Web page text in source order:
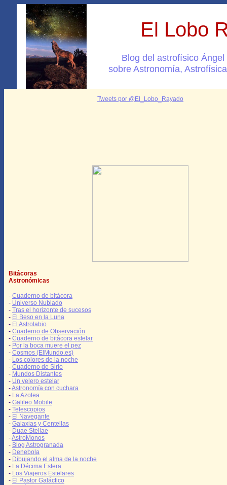
El Lobo
Blog del astrofísico
sobre Astronomía,
Tweets por @El_Lobo_Rayado
Bitácoras
Astronómicas
- Cuaderno de bitácora
- Universo Nublado
- Tras el horizonte de sucesos
- El Beso en la Luna
- El Astrolabio
- Cuaderno de Observación
- Cuaderno de bitácora estelar
- Por la boca muere el pez
- Cosmos (ElMundo.es)
- Los colores de la noche
- Cuaderno de Sirio
- Mundos Distantes
- Un velero estelar
-Astronomía con cuchara
- La Azotea
- Galileo Mobile
- Telescopios
- El Navegante
- Galaxias y Centellas
- Duae Stellae
-AstroMonos
- Blog Astrogranada
- Denebola
- Dibujando el alma de la noche
- La Décima Esfera
- Los Viajeros Estelares
- El Pastor Galáctico